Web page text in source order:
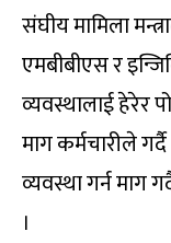
संघीय मामिला
एमबीबीएस र
व्यवस्थालाई हेरेर
माग कर्मचारीले
व्यवस्था गर्न माग
।